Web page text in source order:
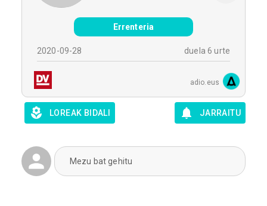
Errenteria
2020-09-28 duela 6 urte
adio.eus
LOREAK BIDALI JARRAITU
Mezu bat gehitu